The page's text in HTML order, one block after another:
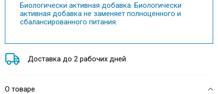
Биологически активная добавка. Биологически
активная добавка не заменяет полноценного и
сбалансированного питания.
Доставка до 2 рабочих дней
О товаре